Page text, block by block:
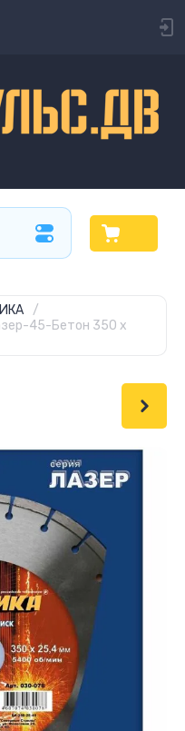
/
45-Бетон 350 х